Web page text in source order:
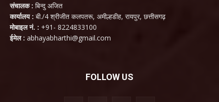
संचालक : बिन्दु अजित
कार्यालय : बी./4 श्रीजीत कलपतरू, अमील्हडीह, रायपुर, छत्तीसगढ़
मोबाइल नं. : +91- 8224833100
ईमेल : abhayabharthi@gmail.com
FOLLOW US